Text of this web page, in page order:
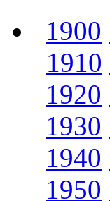
1900
1910
1920
1930
1940
1950